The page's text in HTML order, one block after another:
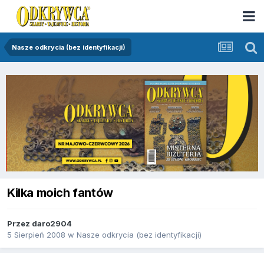
Nasze odkrycia (bez identyfikacji)
Kilka moich fantów
Przez daro2904
5 Sierpień 2008 w Nasze odkrycia (bez identyfikacji)